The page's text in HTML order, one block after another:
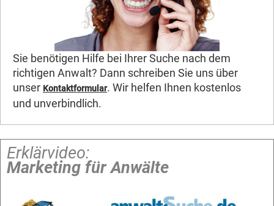
Sie benötigen Hilfe bei Ihrer Suche nach dem
richtigen Anwalt? Dann schreiben Sie uns über
unser Kontaktformular. Wir helfen Ihnen kostenlos
und unverbindlich.
Erklärvideo:
Marketing für Anwälte